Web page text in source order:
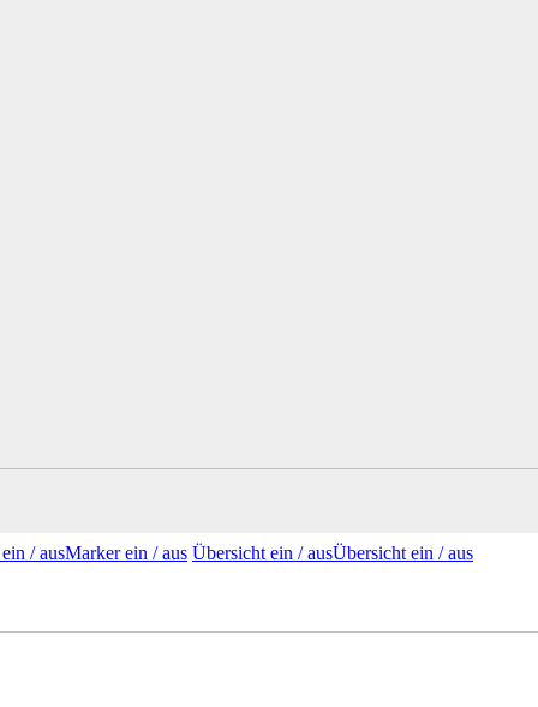
/ausMarkerein / aus Übersicht ein /ausÜbersicht ein / aus